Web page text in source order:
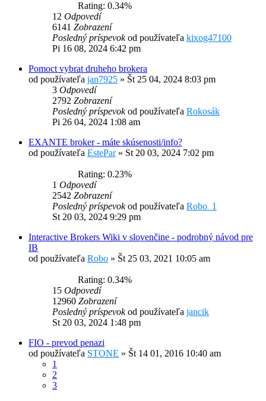
Rating: 0.34%
12 Odpovedí
6141 Zobrazení
Posledný príspevokod používateľa kixog47100
Pi 16 08, 2024 6:42 pm
Pomoct vybrat druheho brokera
od používateľa jan7925 » Št 25 04, 2024 8:03 pm
3 Odpovedí
2792 Zobrazení
Posledný príspevokod používateľa Rokosák
Pi 26 04, 2024 1:08 am
EXANTE broker - máte skúsenosti/info?
od používateľa EstePar» St 20 03, 2024 7:02 pm
Rating: 0.23%
1 Odpovedí
2542 Zobrazení
Posledný príspevokod používateľa Robo_1
St 20 03, 2024 9:29 pm
Interactive Brokers Wiki v slovenčine - podrobný návod pre
IB
od používateľa Robo » Št 25 03, 2021 10:05 am
Rating: 0.34%
15 Odpovedí
12960 Zobrazení
Posledný príspevokod používateľa jancik
St 20 03, 2024 1:48 pm
FIO - prevod penazi
od používateľa STONE » Št 14 01, 2016 10:40 am
1
2
3